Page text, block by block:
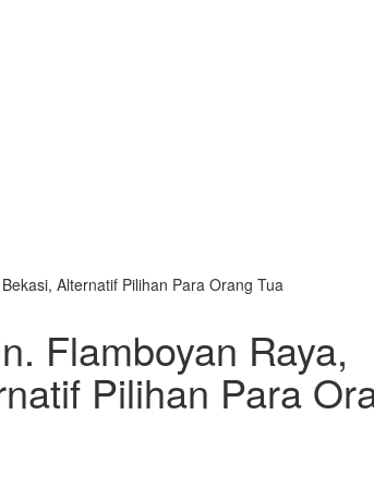
Alternatif Pilihan Para Orang Tua
Flamboyan Raya,
Pilihan Para